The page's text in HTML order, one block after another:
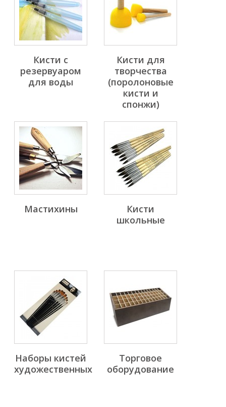
Кисти с
резервуаром
для воды
Кисти для
творчества
(поролоновые
кисти и
спонжи)
Мастихины
Кисти
школьные
Наборы кистей
художественных
Торговое
оборудование